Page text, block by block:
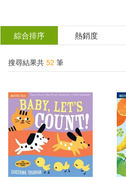
結
選
分類 (單選)
所有商品(52) 圖書
婦幼生活(1) 電子書(1)
展開
作者 (可複選)
綜合排序 熱銷度
搜尋結果共 52 筆